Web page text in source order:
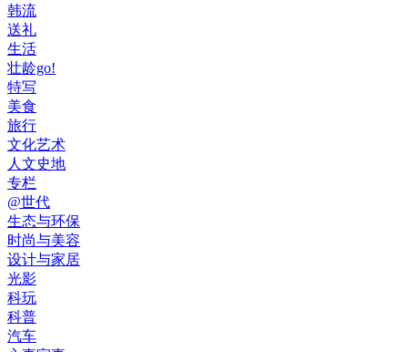
韩流
送礼
生活
壮龄go!
特写
美食
旅行
文化艺术
人文史地
专栏
@世代
生态与环保
时尚与美容
设计与家居
光影
科玩
科普
汽车